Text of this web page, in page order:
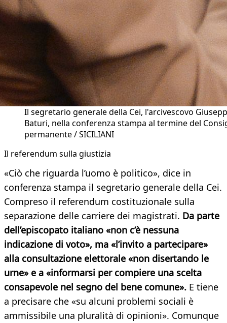
Il segretario generale della Cei, l'arcivescovo
Baturi, nella conferenza stampa al termine del
permanente / SICILIANI
Il referendum sulla giustizia
«Ciò che riguarda l’uomo è politico», dice in
conferenza stampa il segretario generale della Cei.
Compreso il referendum costituzionale sulla
separazione delle carriere dei magistrati. Da parte
dell’episcopato italiano «non c’è nessuna
indicazione di voto», ma «l’invito a partecipare»
alla consultazione elettorale «non disertando le
urne» e a «informarsi per compiere una scelta
consapevole nel segno del bene comune». E tiene
a precisare che «su alcuni problemi sociali è
ammissibile una pluralità di opinioni». Comunque